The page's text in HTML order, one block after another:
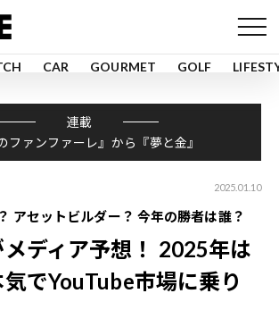
CAR GOURMET GOLF
連載
ファンファーレ』から『夢と金』
2025.01.10
アセットビルダー？ 今年の勝者は誰？
ディア予想！ 2025年は
でYouTube市場に乗り